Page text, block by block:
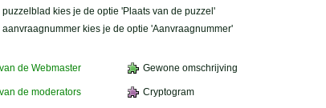
puzzelblad kies je de optie 'Plaats van de puzzel'
aanvraagnummer kies je de optie 'Aanvraagnummer'
de Webmaster Gewone omschrijving
de moderators Cryptogram